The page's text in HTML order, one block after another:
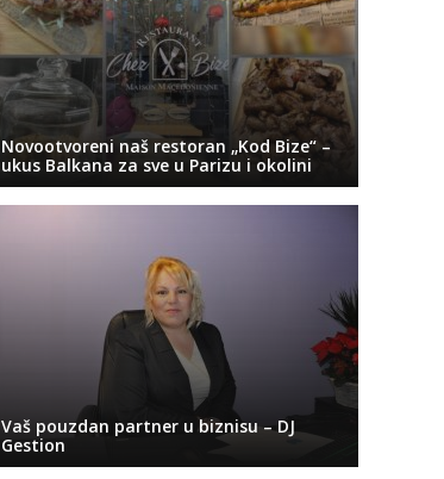
Novootvoreni naš restoran „Kod Bize“ –
ukus Balkana za sve u Parizu i okolini
Vaš pouzdan partner u biznisu – DJ
Gestion